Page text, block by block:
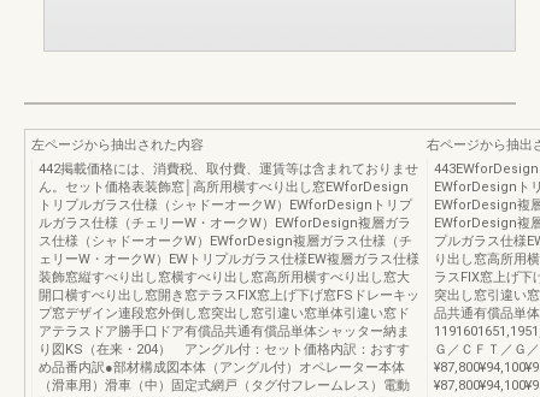
左ページから抽出された内容
442掲載価格には、消費税、取付費、運賃等は含まれておりませ
ん。セット価格表装飾窓│高所用横すべり出し窓EWforDesign
トリプルガラス仕様（シャドーオークW）EWforDesignトリプ
ルガラス仕様（チェリーW・オークW）EWforDesign複層ガラ
ス仕様（シャドーオークW）EWforDesign複層ガラス仕様（チ
ェリーW・オークW）EWトリプルガラス仕様EW複層ガラス仕様
装飾窓縦すべり出し窓横すべり出し窓高所用横すべり出し窓大
開口横すべり出し窓開き窓テラスFIX窓上げ下げ窓FSドレーキッ
プ窓デザイン連段窓外倒し窓突出し窓引違い窓単体引違い窓ド
アテラスドア勝手口ドア有償品共通有償品単体シャッター納ま
り図KS（在来・204） アングル付：セット価格内訳：おすす
め品番内訳●部材構成図本体（アングル付）オペレーター本体
（滑車用）滑車（中）固定式網戸（タグ付フレームレス）電動
右ページから抽出
443EWforDesign
EWforDesignト
EWforDesign複
EWforDesign複
プルガラス仕様
り出し窓高所用
ラスFIX窓上げ下
突出し窓引違い
品共通有償品単
Ｇ／ＣＦＴ／Ｇ